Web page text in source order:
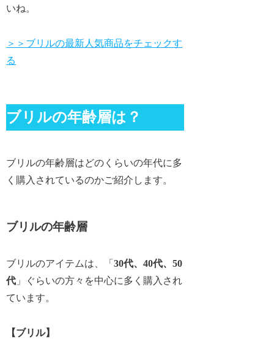
いね。
＞＞ブリルの最新人気商品をチェックす
る
ブリルの年齢層は？
ブリルの年齢層はどのくらいの年代に多
く購入されているのかご紹介します。
ブリルの年齢層
ブリルのアイテムは、「30代、40代、50
代 」ぐらいの方々を中心に多く購入され
ています。
【ブリル】